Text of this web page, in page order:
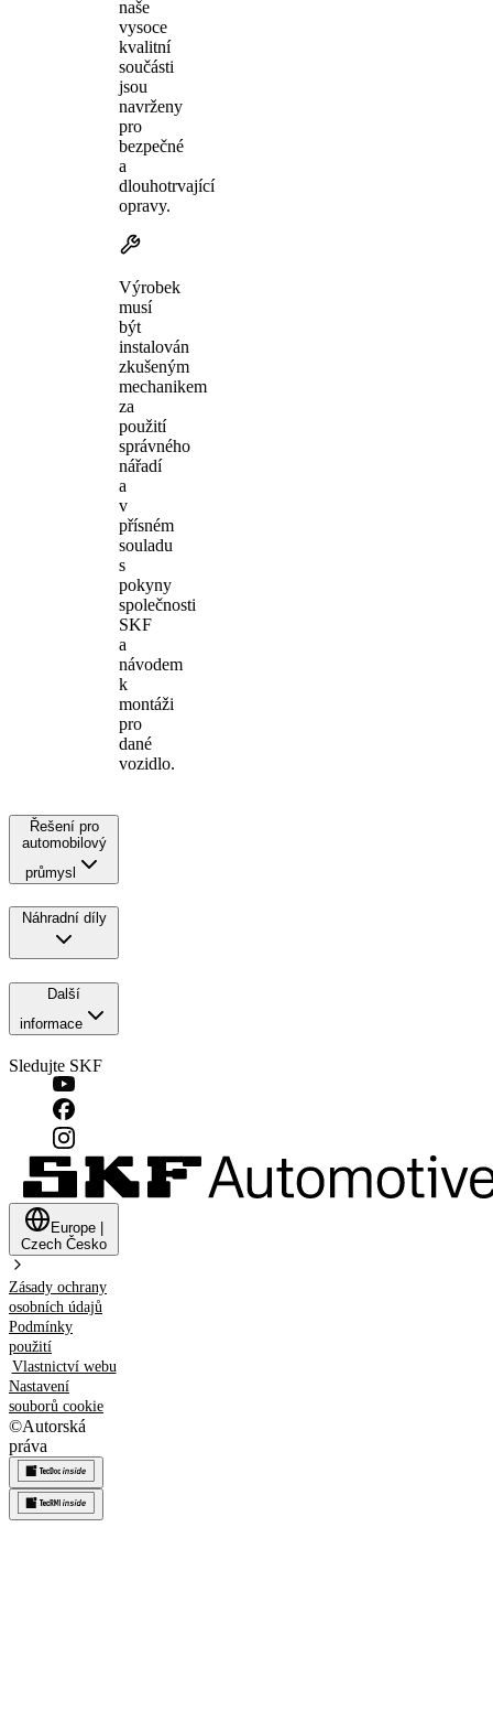
naše
vysoce
kvalitní
součásti
jsou
navrženy
pro
bezpečné
a
dlouhotrvající
opravy.
Výrobek
musí
být
instalován
zkušeným
mechanikem
za
použití
správného
nářadí
a
v
přísném
souladu
s
pokyny
společnosti
SKF
a
návodem
k
montáži
pro
dané
vozidlo.
Řešení pro
automobilový
průmysl
Náhradní díly
Další
informace
Sledujte SKF
Europe
Czech Česko
Zásady ochrany
osobních údajů
Podmínky
použití
Vlastnictví webu
Nastavení
souborů cookie
©Autorská
práva